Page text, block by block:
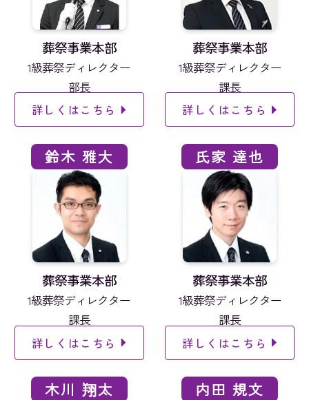
葬祭事業本部
1級葬祭ディレクター
部長
詳しくはこちら
葬祭事業本部
1級葬祭ディレクター
課長
詳しくはこちら
鈴木 雅大
葬祭事業本部
1級葬祭ディレクター
課長
詳しくはこちら
氏家 達也
葬祭事業本部
1級葬祭ディレクター
課長
詳しくはこちら
木川 翔太 内田 規文